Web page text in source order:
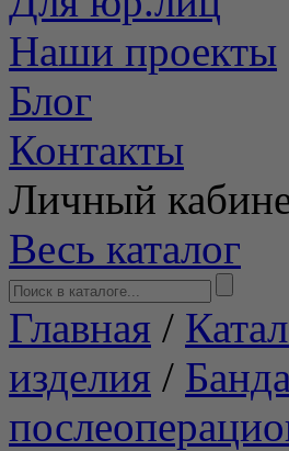
Наши проекты
Блог
Контакты
Личный
Весь каталог
Главная /
изделия /